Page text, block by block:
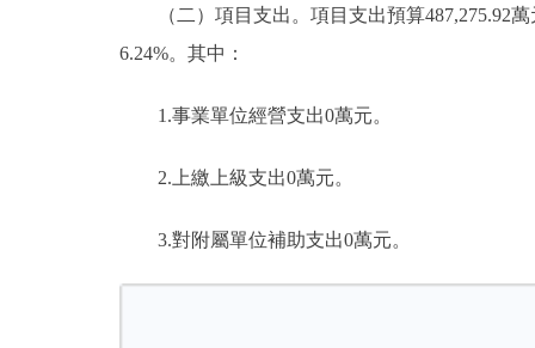
（二）項目支出。項目支出預算487,275.92萬
6.24%。其中：
1.事業單位經營支出0萬元。
2.上繳上級支出0萬元。
3.對附屬單位補助支出0萬元。